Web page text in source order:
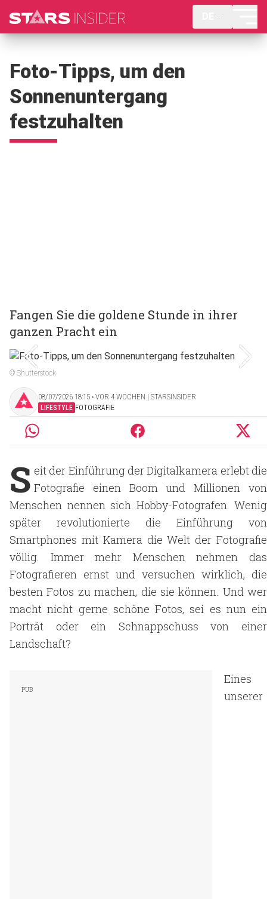
Foto-Tipps, um den
Sonnenuntergang
festzuhalten
Fangen Sie die goldene Stunde in ihrer
ganzen Pracht ein
© Shutterstock
08/07/2026 18:15 ‧ VOR 4 WOCHEN | STARSINSIDER
LIFESTYLE FOTOGRAFIE
S eit der Einführung der Digitalkamera erlebt die
Fotografie einen Boom und Millionen von
Menschen nennen sich Hobby-Fotografen. Wenig
später revolutionierte die Einführung von
Smartphones mit Kamera die Welt der Fotografie
völlig. Immer mehr Menschen nehmen das
Fotografieren ernst und versuchen wirklich, die
besten Fotos zu machen, die sie können. Und wer
macht nicht gerne schöne Fotos, sei es nun ein
Porträt oder ein Schnappschuss von einer
Landschaft?
Eines
unserer